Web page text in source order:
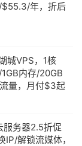
年，折后
城VPS，1核
内存/20GB
量，月付$3起
务器2.5折促
解锁流媒体，